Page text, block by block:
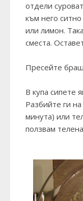
отдели
към него
или лимон.
сместа.
Пресейте
В купа сипете
Разбийте ги на
минута) или
ползвам